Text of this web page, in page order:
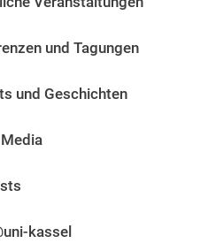
und Tagungen
und Geschichten
kassel